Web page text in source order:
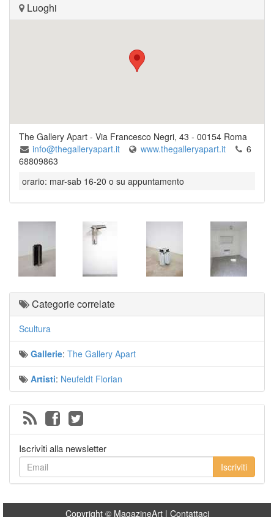
Luoghi
The Gallery Apart - Via Francesco Negri, 43 - 00154 Roma
info@thegalleryapart.it
www.thegalleryapart.it
6
68809863
orario: mar-sab 16-20 o su appuntamento
Categorie correlate
Scultura
Gallerie: The Gallery Apart
Artisti: Neufeldt Florian
Iscriviti alla newsletter
Iscriviti
Copyright © MagazineArt | Contattaci